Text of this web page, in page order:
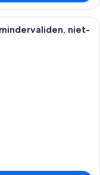
met twee bedden,
niet-